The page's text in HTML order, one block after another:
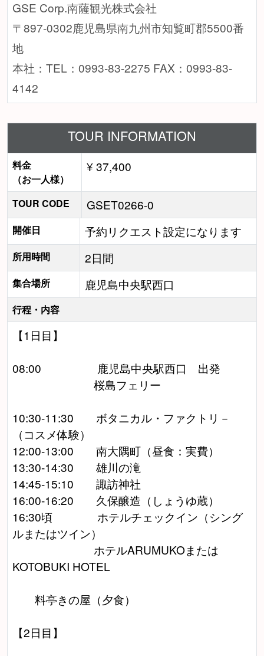
GSE Corp.南薩観光株式会社
〒897-0302鹿児島県南九州市知覧町郡5500番
地
本社：TEL：0993-83-2275 FAX：0993-83-
4142
TOUR INFORMATION
料金
（お一人様）
¥ 37,400
TOUR CODE GSET0266-0
開催日 予約リクエスト設定になります
所用時間 2日間
集合場所 鹿児島中央駅西口
行程・内容
【1日目】
08:00 鹿児島中央駅西口 出発
桜島フェリー
10:30-11:30 ボタニカル・ファクトリ－
（コスメ体験）
12:00-13:00 南大隅町（昼食：実費）
13:30-14:30 雄川の滝
14:45-15:10 諏訪神社
16:00-16:20 久保醸造（しょうゆ蔵）
16:30頃 ホテルチェックイン（シング
ルまたはツイン）
ホテルARUMUKOまたは
KOTOBUKI HOTEL
料亭きの屋（夕食）
【2日目】